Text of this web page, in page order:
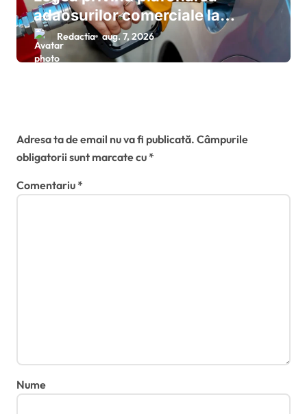
adaosurilor comerciale la
carburanți a intrat în vigoare:
măsurile de urgență valabile
Redactia aug. 7, 2026
Adresa ta de email nu va fi publicată. Câmpurile
obligatorii sunt marcate cu*
Comentariu*
Nume